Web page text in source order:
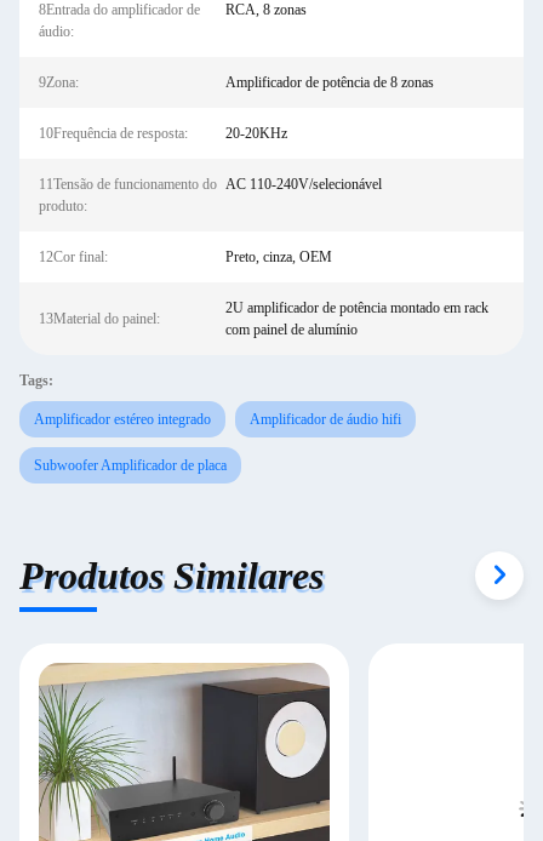
8Entrada do amplificador de
áudio:
RCA, 8 zonas
9Zona: Amplificador de potência de 8 zonas
10Frequência de resposta: 20-20KHz
11Tensão de funcionamento do
produto:
AC 110-240V/selecionável
12Cor final: Preto, cinza, OEM
13Material do painel:
2U amplificador de potência montado em rack
com painel de alumínio
Tags:
Amplificador estéreo integrado Amplificador de áudio hifi
Subwoofer Amplificador de placa
Produtos Similares